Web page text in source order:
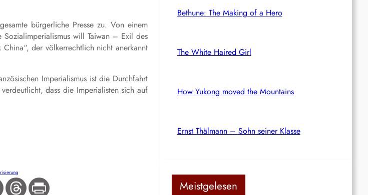
bürgerliche Presse zu. Von einem
will Taiwan – Exil des
China“, der völkerrechtlich nicht anerkannt
Imperialismus ist die Durchfahrt
dass die Imperialisten sich auf
Bethune: The Making of a Hero
The White Haired Girl
How Yukong moved the Mountains
Ernst Thälmann – Sohn seiner Klasse
Meistgelesen